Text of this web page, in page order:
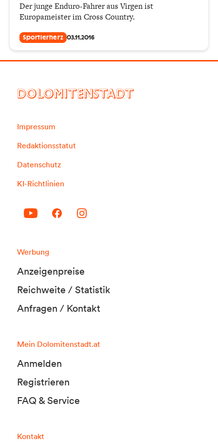
Der junge Enduro-Fahrer aus Virgen ist
Europameister im Cross Country.
Sportlerherz 03.11.2016
DOLOMITENSTADT
Impressum
Redaktionsstatut
Datenschutz
KI-Richtlinien
Werbung
Anzeigenpreise
Reichweite / Statistik
Anfragen / Kontakt
Mein Dolomitenstadt.at
Anmelden
Registrieren
FAQ & Service
Kontakt